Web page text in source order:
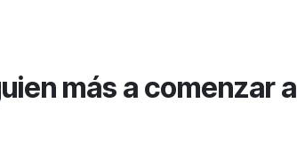
más a comenzar a